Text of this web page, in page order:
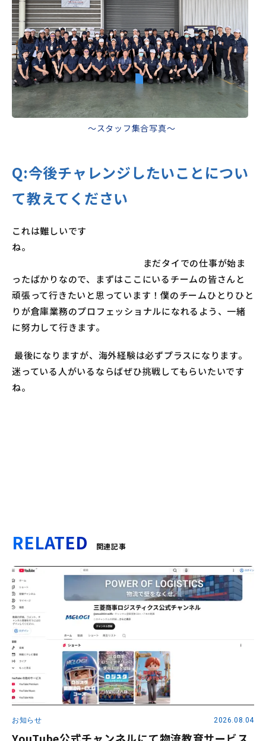
～スタッフ集合写真～
Q:今後チャレンジしたいことについ
て教えてください
これは難しいです
ね。
まだタイでの仕事が始ま
ったばかりなので、まずはここにいるチームの皆さんと
頑張って行きたいと思っています！僕のチームひとりひと
りが倉庫業務のプロフェッショナルになれるよう、一緒
に努力して行きます。
最後になりますが、海外経験は必ずプラスになります。
迷っている人がいるならばぜひ挑戦してもらいたいです
ね。
RELATED 関連記事
お知らせ 2026.08.04
YouTube公式チャンネルにて物流教育サービス